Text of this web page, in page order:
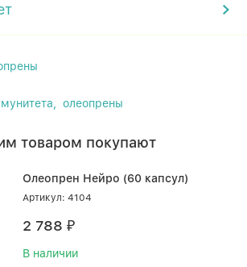
олеопрены
товаром покупают
Олеопрен Нейро (60 капсул)
Артикул: 4104
2 788₽
В наличии